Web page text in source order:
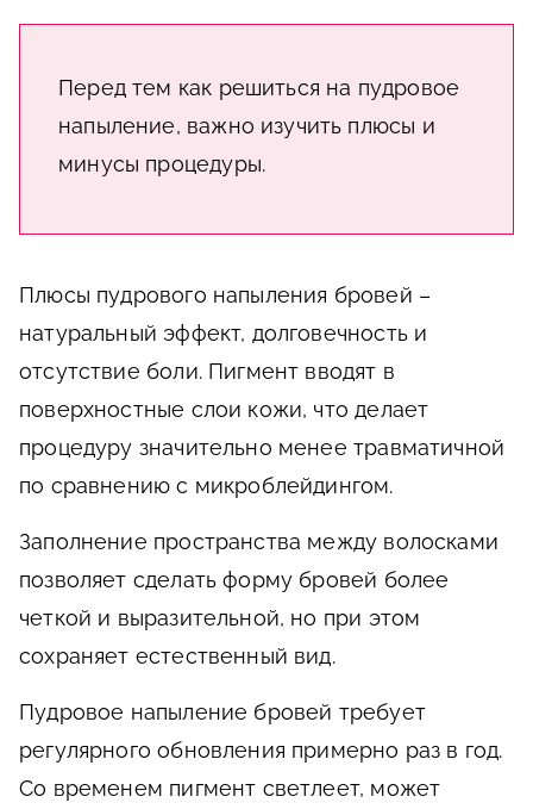
Перед тем как решиться на пудровое
напыление, важно изучить плюсы и
минусы процедуры.
Плюсы пудрового напыления бровей –
натуральный эффект, долговечность и
отсутствие боли. Пигмент вводят в
поверхностные слои кожи, что делает
процедуру значительно менее травматичной
по сравнению с микроблейдингом.
Заполнение пространства между волосками
позволяет сделать форму бровей более
четкой и выразительной, но при этом
сохраняет естественный вид.
Пудровое напыление бровей требует
регулярного обновления примерно раз в год.
Со временем пигмент светлеет, может